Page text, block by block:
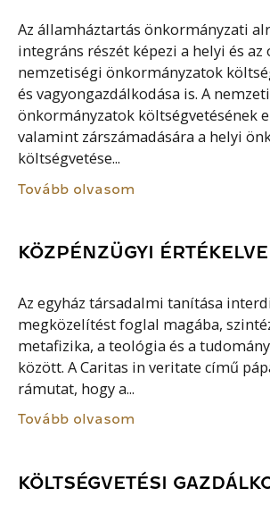
Az államháztartás önkormányzati
integráns részét képezi a helyi és az
nemzetiségi önkormányzatok
és vagyongazdálkodása is. A
önkormányzatok költségvetésének
valamint zárszámadására a helyi
költségvetése...
Tovább olvasom
KÖZPÉNZÜGYI
Az egyház társadalmi tanítása
megközelítést foglal magába,
metafizika, a teológia és a
között. A Caritas in veritate című
rámutat, hogy a...
Tovább olvasom
KÖLTSÉGVETÉSI